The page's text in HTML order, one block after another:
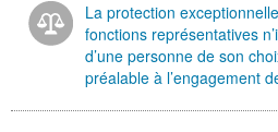
La protection
fonctions représentatives
d’une personne de son
préalable à l’engagement